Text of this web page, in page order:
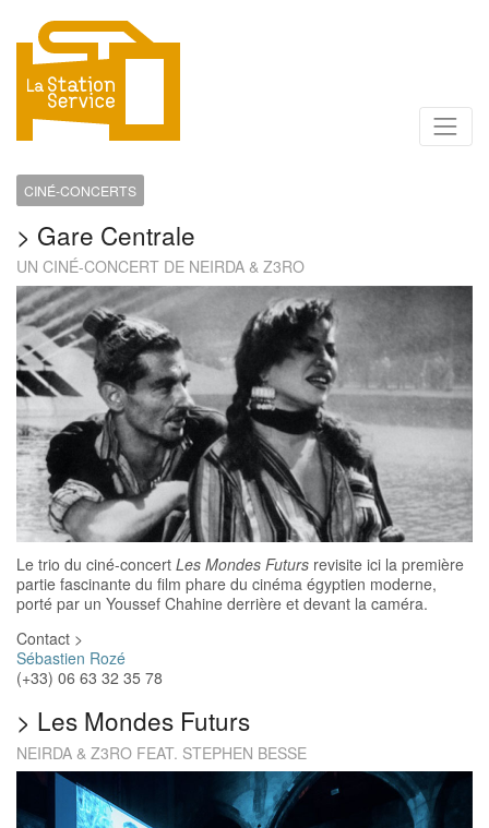
CINÉ-CONCERTS
> Gare Centrale
UN CINÉ-CONCERT DE NEIRDA & Z3RO
Le trio du ciné-concert Les Mondes Futurs revisite ici la première
partie fascinante du film phare du cinéma égyptien moderne,
porté par un Youssef Chahine derrière et devant la caméra.
Contact >
Sébastien Rozé
(+33) 06 63 32 35 78
> Les Mondes Futurs
NEIRDA & Z3RO FEAT. STEPHEN BESSE